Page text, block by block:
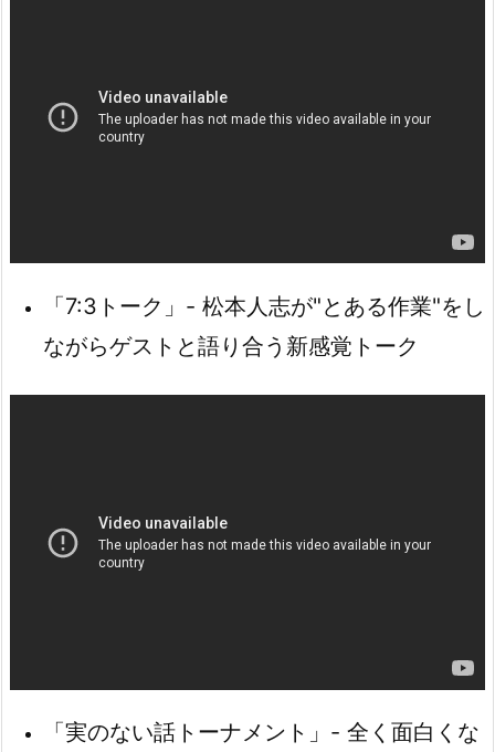
「7:3トーク」- 松本人志が"とある作業"をし
ながらゲストと語り合う新感覚トーク
「実のない話トーナメント」- 全く面白くな